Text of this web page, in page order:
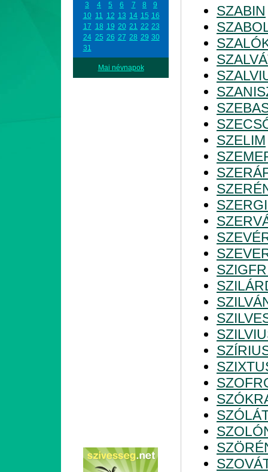
3
4 5 6 7 8
9
10 11 12 13 14 15 16
17 18 19 20 21 22 23
24 25 26 27 28 29 30
31
Mai névnapok
SZABIN
SZELIM